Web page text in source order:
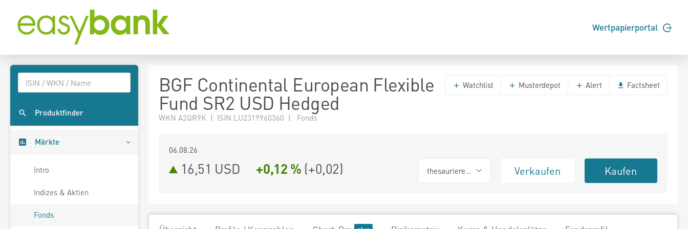
Wertpapierportal
Produktfinder
Märkte
Intro
Indizes & Aktien
Fonds
BGF Continental European Flexible
Fund SR2 USD Hedged
WKN A2QR9K | ISIN LU2319960360 | Fonds
Watchlist Musterdepot Alert Factsheet
06.08.26
16,51 USD +0,12 % (+0,02) thesaurierend Verkaufen Kaufen